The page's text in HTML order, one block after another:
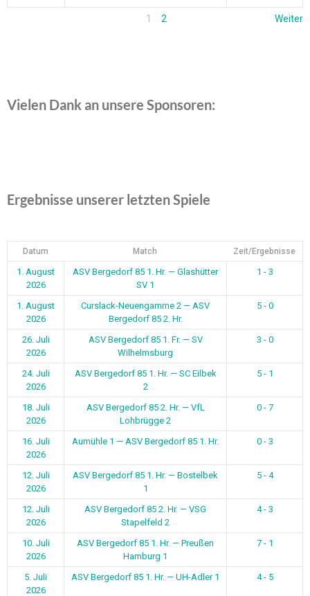
1 2 Weiter
Vielen Dank an unsere Sponsoren:
Ergebnisse unserer letzten Spiele
Datum Match Zeit/Ergebnisse
1. August
2026
ASV Bergedorf 85 1. Hr. — Glashütter
SV 1
1 - 3
1. August
2026
Curslack-Neuengamme 2 — ASV
Bergedorf 85 2. Hr.
5 - 0
26. Juli
2026
ASV Bergedorf 85 1. Fr. — SV
Wilhelmsburg
3 - 0
24. Juli
2026
ASV Bergedorf 85 1. Hr. — SC Eilbek
2
5 - 1
18. Juli
2026
ASV Bergedorf 85 2. Hr. — VfL
Lohbrügge 2
0 - 7
16. Juli
2026
Aumühle 1 — ASV Bergedorf 85 1. Hr. 0 - 3
12. Juli
2026
ASV Bergedorf 85 1. Hr. — Bostelbek
1
5 - 4
12. Juli
2026
ASV Bergedorf 85 2. Hr. — VSG
Stapelfeld 2
4 - 3
10. Juli
2026
ASV Bergedorf 85 1. Hr. — Preußen
Hamburg 1
7 - 1
5. Juli
2026
ASV Bergedorf 85 1. Hr. — UH-Adler 1 4 - 5